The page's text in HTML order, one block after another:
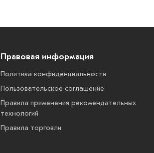
Правовая информация
Политика конфиденциальности
Пользовательское соглашение
Правила применения рекомендательных
технологий
Правила торговли